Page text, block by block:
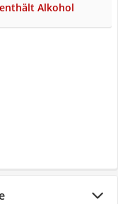
enthält Alkohol